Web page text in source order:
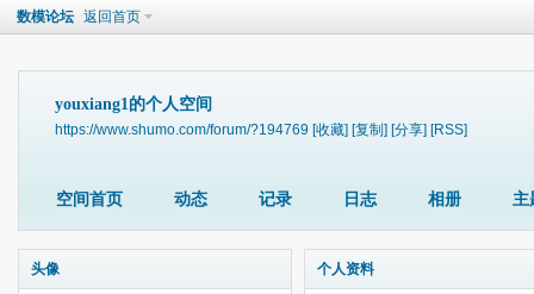
数模论坛 返回首页
youxiang1的个人空间
https://www.shumo.com/forum/?194769 [收藏] [复制] [分享] [RSS]
空间首页 动态 记录 日志 相册 主
头像 个人资料